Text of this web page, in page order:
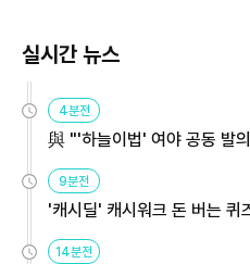
실시간 뉴스
4분전
與 "'하늘이법' 여야 공동 발
9분전
'캐시딜' 캐시워크 돈 버는 퀴
14분전